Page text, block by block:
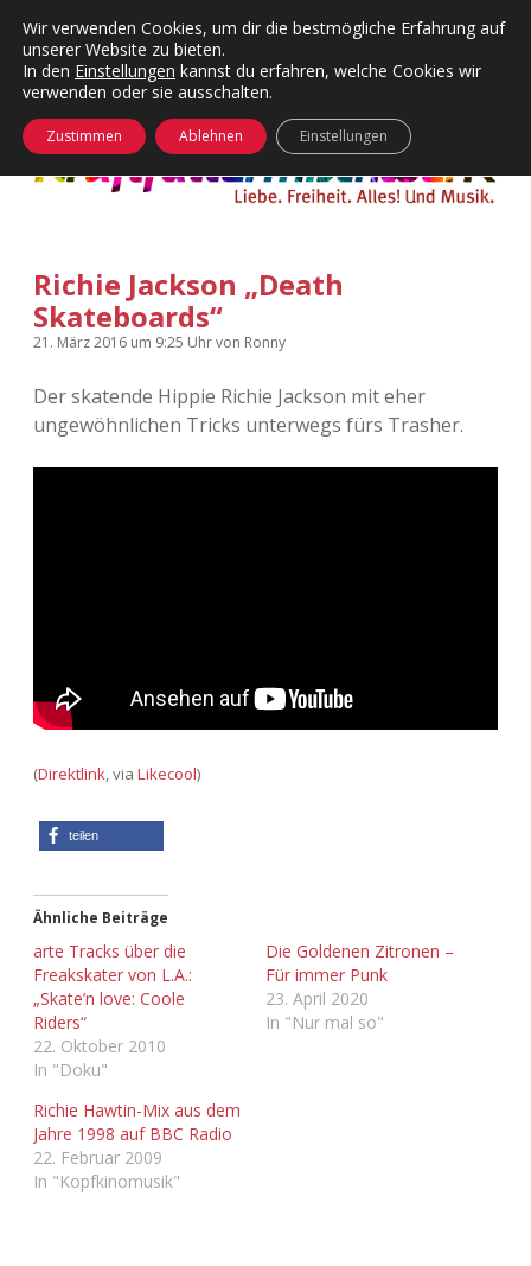
Kategorien
Menü
24 Hours Chilling
Die Wende
KFMW-Disco
kfmw.stuff
Kopfkinomusik
KFMW-Disco
Dates
Contact
Adventskalender
Adventskalender 2010
Adventskalender 2015
Adventskalender 2020
Adventskalender 2021
Adventskalender 2023
Adventskalender 2024
facebook
instagram
rss soundcloud
vimeoBluesky
öffnen
Richie Jackson „Death
Skateboards“
21. März 2016 um 9:25 Uhrvon Ronny
Der skatende Hippie Richie Jackson mit eher
ungewöhnlichen Tricks unterwegs fürs Trasher.
(Direktlink, via Likecool)
teilen
Ähnliche Beiträge
arte Tracks über die
Freakskater von L.A.:
„Skate’n love: Coole
Riders“
22. Oktober 2010
In "Doku"
Die Goldenen Zitronen –
Für immer Punk
23. April 2020
In "Nur mal so"
Richie Hawtin-Mix aus dem
Jahre 1998 auf BBC Radio
22. Februar 2009
In "Kopfkinomusik"
Wir verwenden Cookies, um dir die bestmögliche Erfahrung auf
unserer Website zu bieten.
In den Einstellungen kannst du erfahren, welche Cookies wir
verwenden oder sie ausschalten.
Zustimmen Ablehnen Einstellungen